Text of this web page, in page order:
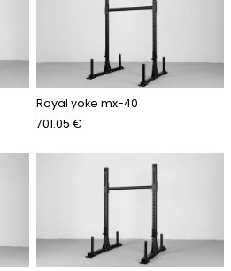
Royal yoke mx-40
701.05 €